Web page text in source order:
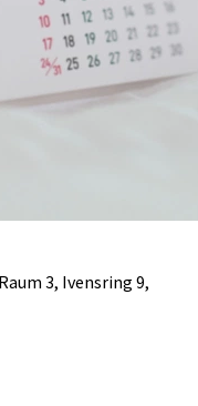
3, Ivensring 9,